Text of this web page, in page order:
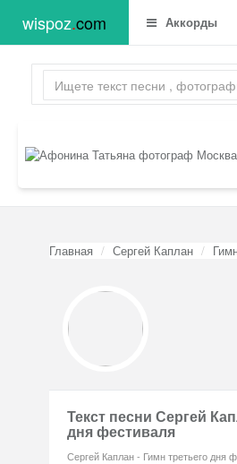
wispoz.com Аккорды
Главная Сергей Каплан
Текст песни Сергей
дня фестиваля
Сергей Каплан - Гимн третьего дня